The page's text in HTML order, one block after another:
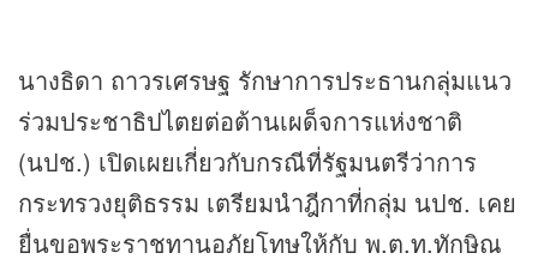
นางธิดา ถาวรเศรษฐ รักษาการประธานกลุ่มแนว
ร่วมประชาธิปไตยต่อต้านเผด็จการแห่งชาติ
(นปช.) เปิดเผยเกี่ยวกับกรณีที่รัฐมนตรีว่าการ
กระทรวงยุติธรรม เตรียมนำฎีกาที่กลุ่ม นปช. เคย
ยื่นขอพระราชทานอภัยโทษให้กับ พ.ต.ท.ทักษิณ